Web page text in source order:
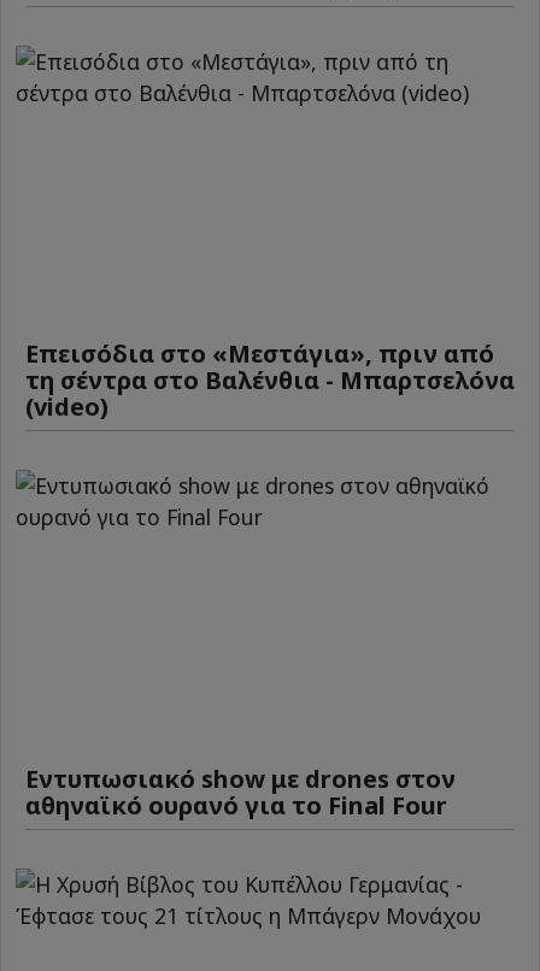
Επεισόδια στο «Μεστάγια», πριν από
τη σέντρα στο Βαλένθια - Μπαρτσελόνα
(video)
Εντυπωσιακό show με drones στον
αθηναϊκό ουρανό για το Final Four